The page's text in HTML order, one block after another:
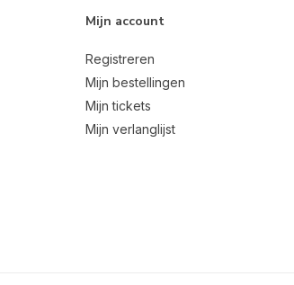
Mijn account
Registreren
Mijn bestellingen
Mijn tickets
Mijn verlanglijst